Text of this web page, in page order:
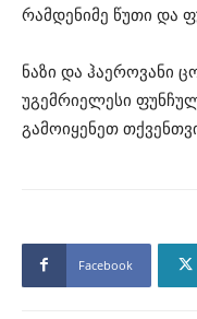
რამდენიმე წუთი და
ნაზი და ჰაეროვანი
უგემრიელესი
გამოიყენეთ
Facebook